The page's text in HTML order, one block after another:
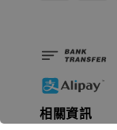
相關資訊